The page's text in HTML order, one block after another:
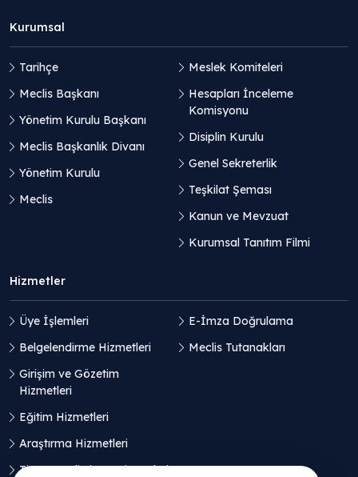
Kurumsal
Tarihçe
Meclis Başkanı
Yönetim Kurulu Başkanı
Meclis Başkanlık Divanı
Yönetim Kurulu
Meclis
Meslek Komiteleri
Hesapları İnceleme
Komisyonu
Disiplin Kurulu
Genel Sekreterlik
Teşkilat Şeması
Kanun ve Mevzuat
Kurumsal Tanıtım Filmi
Hizmetler
Üye İşlemleri
Belgelendirme Hizmetleri
Girişim ve Gözetim
Hizmetleri
Eğitim Hizmetleri
Araştırma Hizmetleri
Ticaret Geliştirme Hizmetleri
E-İmza Doğrulama
Meclis Tutanakları